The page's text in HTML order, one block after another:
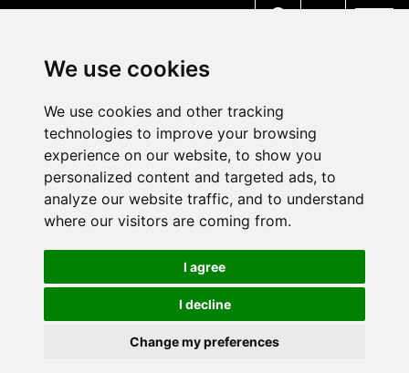
We use cookies
We use cookies and other tracking
technologies to improve your browsing
experience on our website, to show you
personalized content and targeted ads, to
analyze our website traffic, and to understand
where our visitors are coming from.
I agree
I decline
Change my preferences